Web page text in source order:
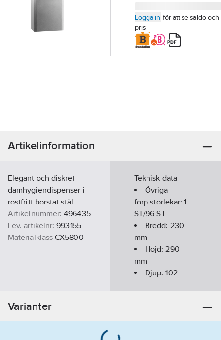
Logga in för att se saldo och
pris
Artikelinformation
Elegant och diskret
damhygiendispenser i
rostfritt borstat stål.
Artikelnummer: 496435
Lev. artikelnr: 993155
Materialklass CX5800
Teknisk data
Övriga
förp.storlekar:1
ST/96 ST
Bredd: 230
mm
Höjd:290
mm
Djup:102
Varianter